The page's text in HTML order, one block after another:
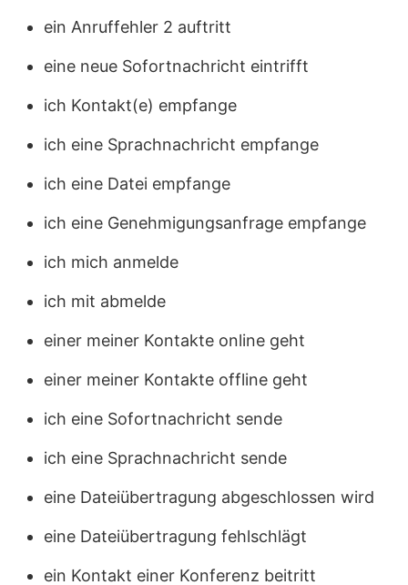
ein Anruffehler 2 auftritt
eine neue Sofortnachricht eintrifft
ich Kontakt(e) empfange
ich eine Sprachnachricht empfange
ich eine Datei empfange
ich eine Genehmigungsanfrage empfange
ich mich anmelde
ich mit abmelde
einer meiner Kontakte online geht
einer meiner Kontakte offline geht
ich eine Sofortnachricht sende
ich eine Sprachnachricht sende
eine Dateiübertragung abgeschlossen wird
eine Dateiübertragung fehlschlägt
ein Kontakt einer Konferenz beitritt